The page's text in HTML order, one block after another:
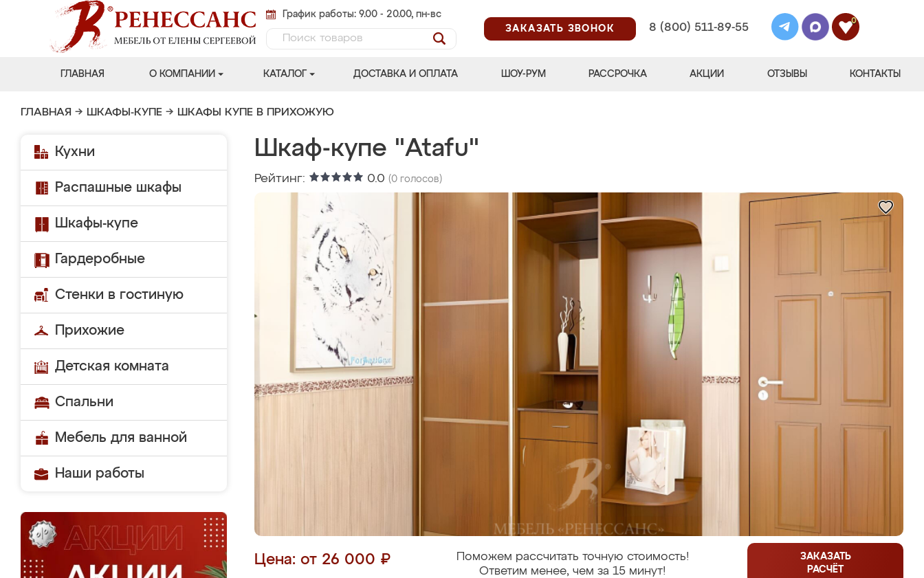
График работы: 9.00 - 20.00, пн-вс
ЗАКАЗАТЬ ЗВОНОК
8 (800) 511-89-55
0
ГЛАВНАЯ О КОМПАНИИ КАТАЛОГ ДОСТАВКА И ОПЛАТА ШОУ-РУМ РАССРОЧКА АКЦИИ ОТЗЫВЫ КОНТАКТЫ
ГЛАВНАЯ → ШКАФЫ-КУПЕ → ШКАФЫ КУПЕ В ПРИХОЖУЮ
Кухни
Распашные шкафы
Шкафы-купе
Гардеробные
Стенки в гостиную
Прихожие
Детская комната
Спальни
Мебель для ванной
Наши работы
Шкаф-купе "Atafu"
Рейтинг: 0.0 (0 голосов)
Цена: от 26 000 ₽
Поможем рассчитать точную стоимость!
Ответим менее, чем за 15 минут!
ЗАКАЗАТЬ
РАСЧЁТ